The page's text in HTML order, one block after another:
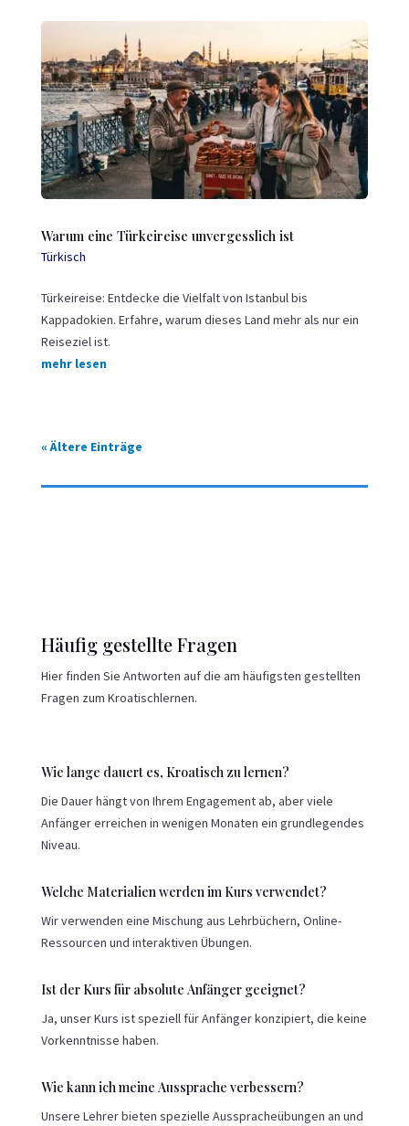
Warum eine Türkeireise unvergesslich ist
Türkisch
Türkeireise: Entdecke die Vielfalt von Istanbul bis
Kappadokien. Erfahre, warum dieses Land mehr als nur ein
Reiseziel ist.
mehr lesen
« Ältere Einträge
Häufig gestellte Fragen
Hier finden Sie Antworten auf die am häufigsten gestellten
Fragen zum Kroatischlernen.
Wie lange dauert es, Kroatisch zu lernen?
Die Dauer hängt von Ihrem Engagement ab, aber viele
Anfänger erreichen in wenigen Monaten ein grundlegendes
Niveau.
Welche Materialien werden im Kurs verwendet?
Wir verwenden eine Mischung aus Lehrbüchern, Online-
Ressourcen und interaktiven Übungen.
Ist der Kurs für absolute Anfänger geeignet?
Ja, unser Kurs ist speziell für Anfänger konzipiert, die keine
Vorkenntnisse haben.
Wie kann ich meine Aussprache verbessern?
Unsere Lehrer bieten spezielle Ausspracheübungen an und